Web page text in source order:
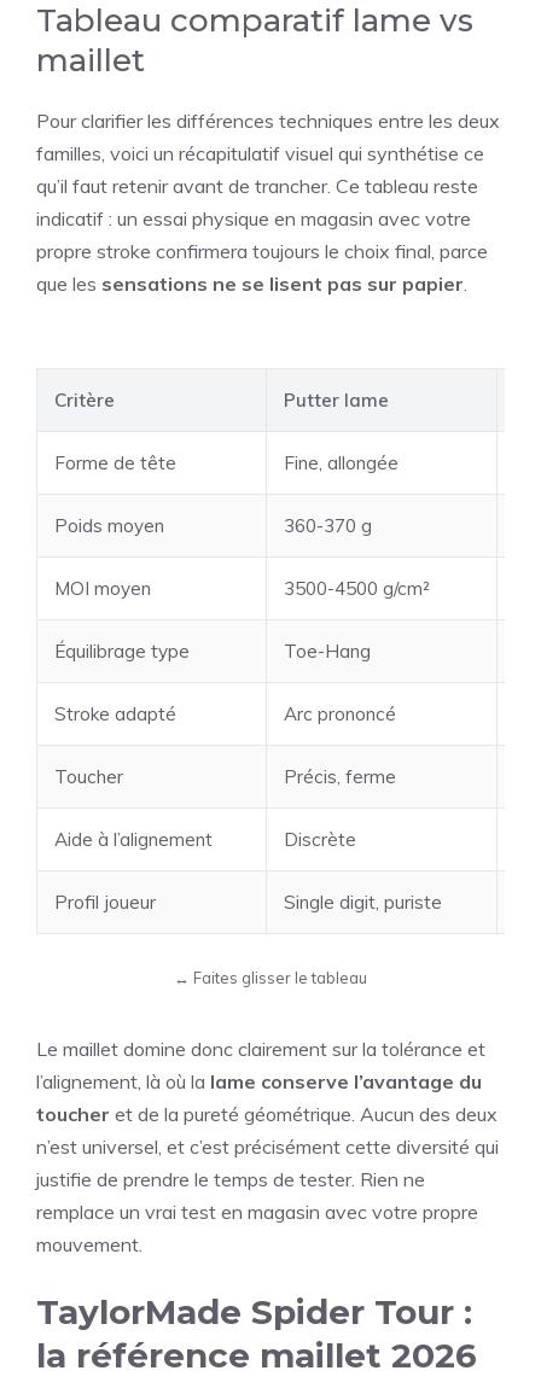
Tableau comparatif lame vs
maillet
Pour clarifier les différences techniques entre les deux
familles, voici un récapitulatif visuel qui synthétise ce
qu’il faut retenir avant de trancher. Ce tableau reste
indicatif : un essai physique en magasin avec votre
propre stroke confirmera toujours le choix final, parce
que les sensations ne se lisent pas sur papier.
Critère Putter lame
Forme de tête Fine, allongée
Poids moyen 360-370 g
MOI moyen 3500-4500 g/cm²
Équilibrage type Toe-Hang
Stroke adapté Arc prononcé
Toucher Précis, ferme
Aide à l’alignement Discrète
Profil joueur Single digit, puriste
Le maillet domine donc clairement sur la tolérance et
l’alignement, là où la lame conserve l’avantage du
toucher et de la pureté géométrique. Aucun des deux
n’est universel, et c’est précisément cette diversité qui
justifie de prendre le temps de tester. Rien ne
remplace un vrai test en magasin avec votre propre
mouvement.
TaylorMade Spider Tour :
la référence maillet 2026